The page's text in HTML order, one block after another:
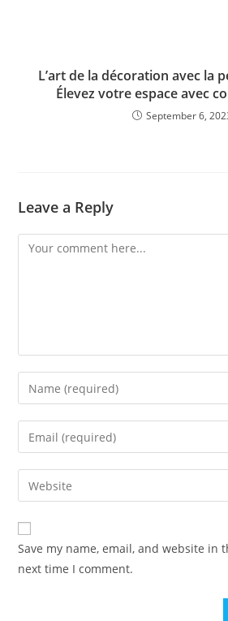
L’art de la décoration avec la
Élevez votre espace avec
September 6,
Leave a Reply
Comment
Enter
your
name
comment
Enter
your
email
address
comment
Enter
your
website
URL
(optional)
Save my name, email, and website in
next time I comment.